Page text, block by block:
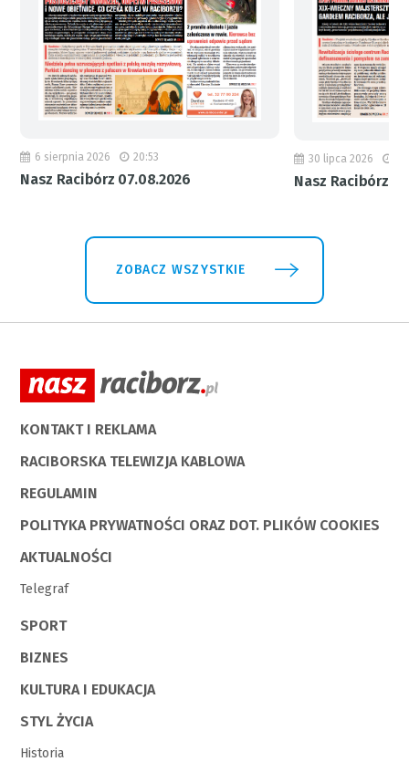
6 sierpnia 2026 20:53
Nasz Racibórz 07.08.2026
30 lipca 2026
Nasz Racibórz
ZOBACZ WSZYSTKIE
KONTAKT I REKLAMA
RACIBORSKA TELEWIZJA KABLOWA
REGULAMIN
POLITYKA PRYWATNOŚCI ORAZ DOT. PLIKÓW COOKIES
AKTUALNOŚCI
Telegraf
SPORT
BIZNES
KULTURA I EDUKACJA
STYL ŻYCIA
Historia